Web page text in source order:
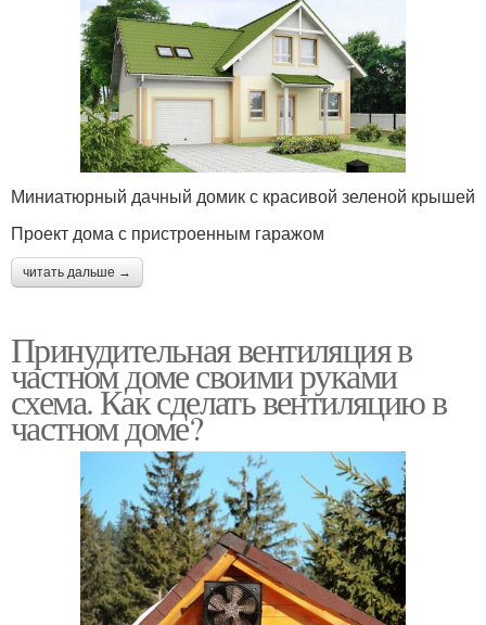
Миниатюрный дачный домик с красивой зеленой крышей
Проект дома с пристроенным гаражом
читать дальше →
Принудительная вентиляция в
частном доме своими руками
схема. Как сделать вентиляцию в
частном доме?